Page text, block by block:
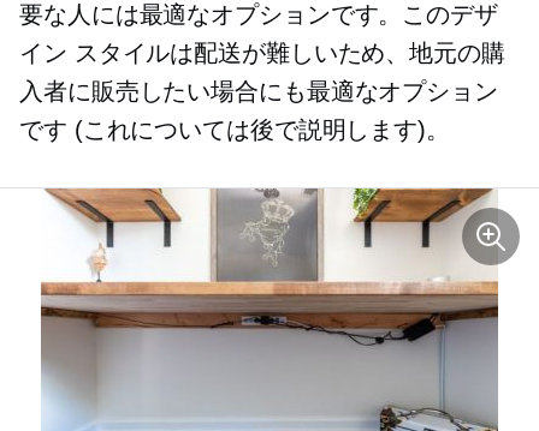
要な人には最適なオプションです。このデザ
イン スタイルは配送が難しいため、地元の購
入者に販売したい場合にも最適なオプション
です (これについては後で説明します)。